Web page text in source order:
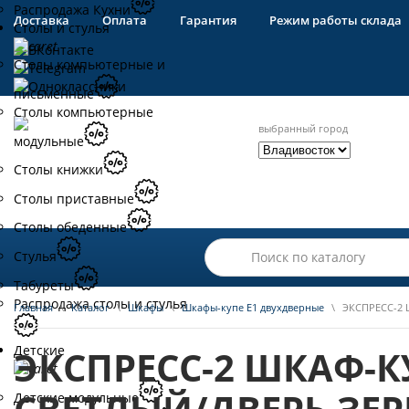
Доставка Оплата Гарантия Режим работы склада
выбранный город
Распродажа Кухни
Столы и стулья
Столы компьютерные и
письменные
Столы компьютерные
модульные
Столы книжки
Столы приставные
Столы обеденные
Стулья
Табуреты
Распродажа столы и стулья
Детские
Детские модульные
Главная \ Каталог \ Шкафы \ Шкафы-купе Е1 двухдверные \ ЭКСПРЕСС-2
ЭКСПРЕСС-2 ШКАФ-